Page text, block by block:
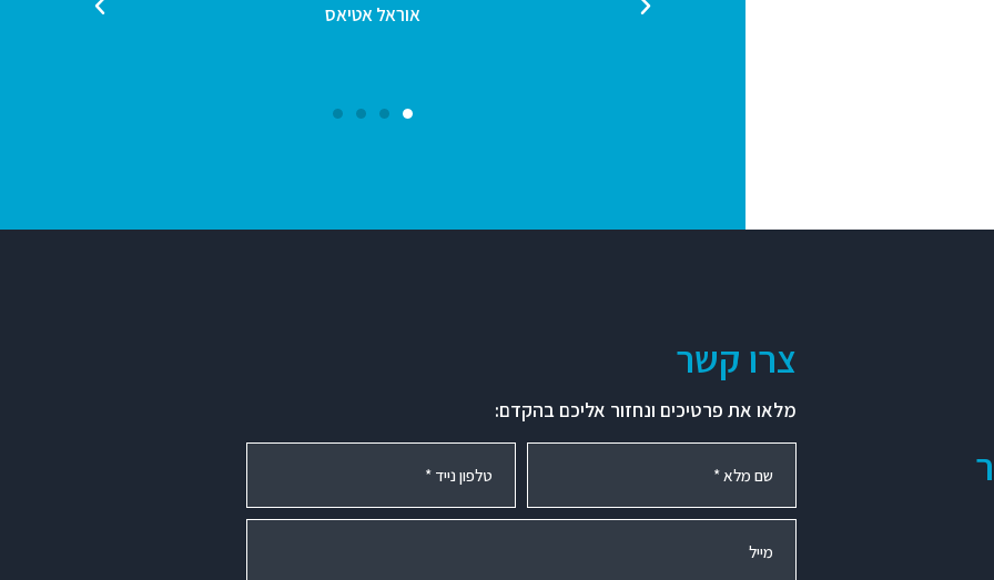
אוראל אטיאס
צרו קשר
מלאו את פרטיכים ונחזור אליכם בהקדם: